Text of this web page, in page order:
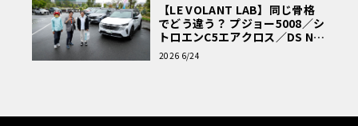
【LE VOLANT LAB】同じ骨格
でどう違う？ プジョー5008／シ
トロエンC5エアクロス／DS Nº4
読者一気乗りレポート
2026 6/24